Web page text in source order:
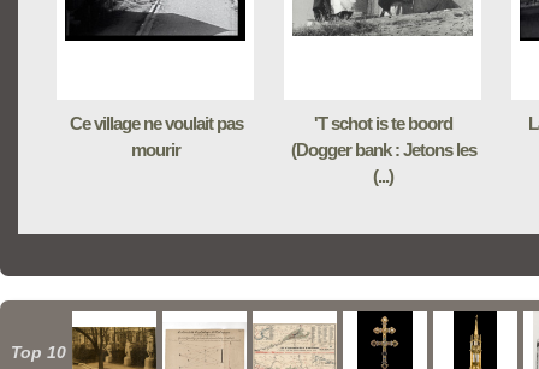
Ce village ne voulait pas
mourir
'T schot is te boord
(Dogger bank : Jetons les
(...)
Top 10